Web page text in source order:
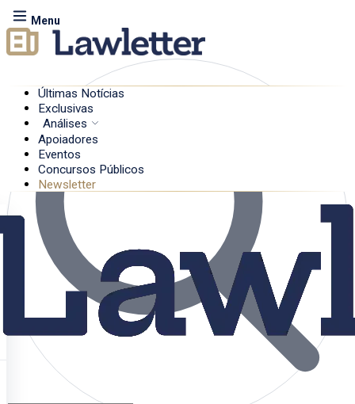
Menu
Últimas Notícias
Exclusivas
Análises
Apoiadores
Eventos
Concursos Públicos
Newsletter